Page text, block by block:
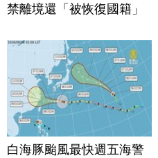
禁離境還「被恢復國籍」
白海豚颱風最快週五海警